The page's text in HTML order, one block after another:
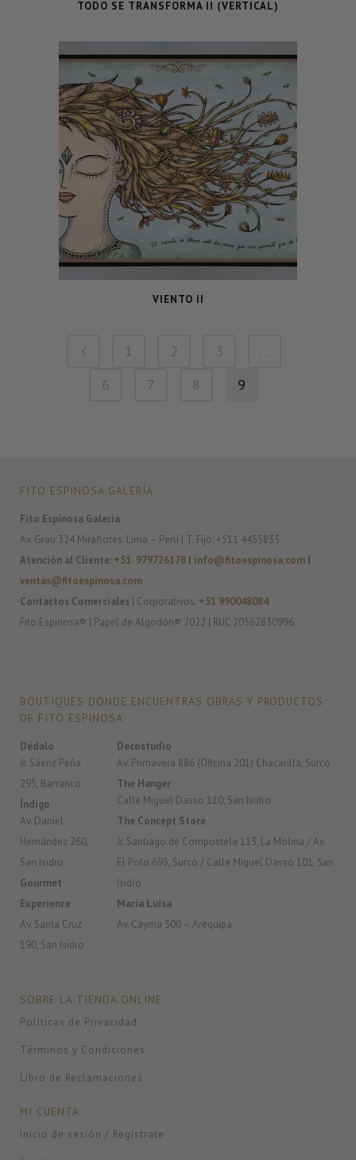
TODO SE TRANSFORMA II (VERTICAL)
VIENTO II
1 2 3
…
6
7 8 9
FITO ESPINOSA GALERÍA
Fito Espinosa Galería
Av. Grau 324 Miraflores. Lima – Perú | T. Fijo: +511 4455835
Atención al Cliente: +51 979726178 | info@fitoespinosa.com |
ventas@fitoespinosa.com
Contactos Comerciales | Corporativos: +51 990048084
Fito Espinosa® | Papel de Algodón® 2022 | RUC 20562830996
BOUTIQUES DONDE ENCUENTRAS OBRAS Y PRODUCTOS
DE FITO ESPINOSA
Dédalo
Jr. Sáenz Peña
295, Barranco
Índigo
Av. Daniel
Hernández 260,
San Isidro
Gourmet
Experience
Av. Santa Cruz
190, San Isidro
Decostudio
Av. Primavera 886 (Oficina 201) Chacarilla, Surco
The Hanger
Calle Miguel Dasso 110, San Isidro
The Concept Store
Jr. Santiago de Compostela 113, La Molina / Av.
El Polo 695, Surco / Calle Miguel Dasso 101, San
Isidro
Maria Luisa
Av. Cayma 500 – Arequipa
SOBRE LA TIENDA ONLINE
Políticas de Privacidad
Términos y Condiciones
Libro de Reclamaciones
MI CUENTA
Inicio de sesión / Regístrate